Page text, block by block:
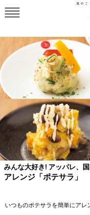
みんな大好き! アッパレ、
アレンジ「ポテサラ」
いつものポテサラを簡単にアレ